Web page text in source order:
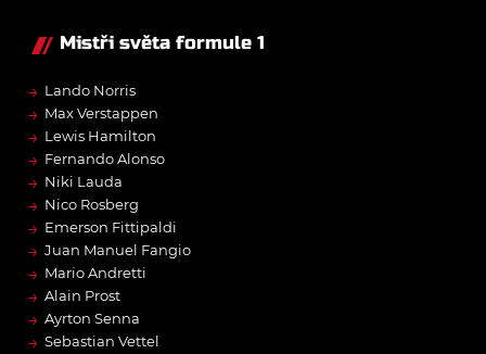
Mistři světa formule 1
→ Lando Norris
→ Max Verstappen
→ Lewis Hamilton
→ Fernando Alonso
→ Niki Lauda
→ Nico Rosberg
→ Emerson Fittipaldi
→ Juan Manuel Fangio
→ Mario Andretti
→ Alain Prost
→ Ayrton Senna
→ Sebastian Vettel